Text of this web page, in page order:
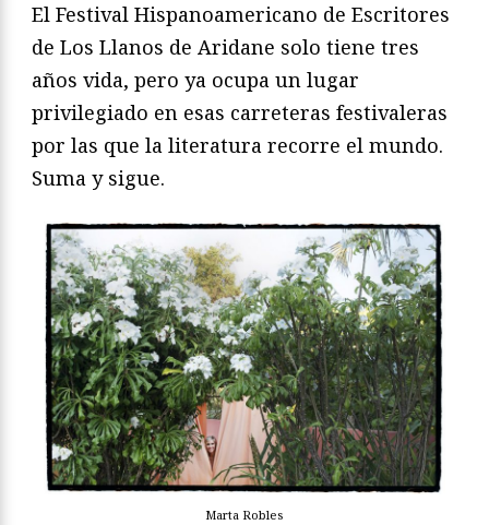
El Festival Hispanoamericano de Escritores
de Los Llanos de Aridane solo tiene tres
años vida, pero ya ocupa un lugar
privilegiado en esas carreteras festivaleras
por las que la literatura recorre el mundo.
Suma y sigue.
Marta Robles